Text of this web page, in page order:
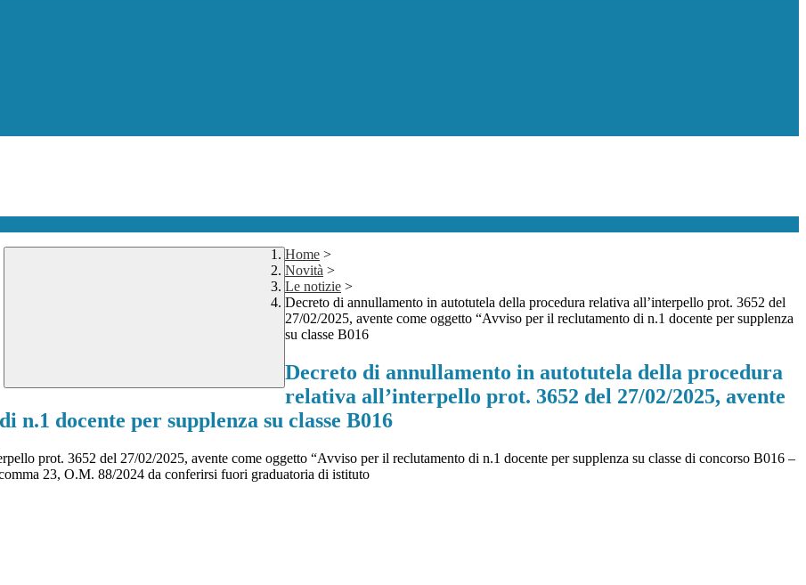
Home >
Novità >
Le notizie >
Decreto di annullamento in autotutela della procedura relativa all’interpello prot. 3652 del
27/02/2025, avente come oggetto “Avviso per il reclutamento di n.1 docente per supplenza
su classe B016
Decreto di annullamento in autotutela della procedura
relativa all’interpello prot. 3652 del 27/02/2025, avente
docente per supplenza su classe B016
prot. 3652 del 27/02/2025, avente come oggetto “Avviso per il reclutamento di n.1 docente per supplenza su classe di concorso B016 –
23, O.M. 88/2024 da conferirsi fuori graduatoria di istituto